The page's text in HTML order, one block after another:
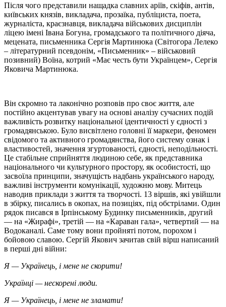
Після чого представили нащадка славних аріїв, скіфів, антів,
київських князів, викладача, прозаїка, публіциста, поета,
журналіста, краєзнавця, викладача військових дисциплін
ліцею імені Івана Богуна, громадського та політичного діяча,
мецената, письменника Сергія Мартинюка (Світогора Лелеко
– літературний псевдонім, «Письменник» – військовий
позивний) Воїна, котрий «Має честь бути Українцем», Сергія
Яковича Мартинюка.
Він скромно та лаконічно розповів про своє життя, але
постійно акцентував увагу на основі аналізу сучасних подій
важливість розвитку національної ідентичності у єдності з
громадянською. Було висвітлено головні її маркери, феномен
свідомого та активного громадянства, його систему ознак і
властивостей, значення згуртованості, єдності, неподільності.
Це стабільне сприйняття людиною себе, як представника
національного чи культурного простору, як особистості, що
засвоїла принципи, значущість надбань українського народу,
важливі інструменти комунікації, художню мову. Митець
наводив приклади з життя та творчості. 13 віршів, які увійшли
в збірку, писались в окопах, на позиціях, під обстрілами. Один
рядок писався в Ірпінському Будинку письменників, другий
— на «Жирафі», третій — на «Караван гала», четвертий — на
Водоканалі. Саме тому вони пройняті потом, порохом і
бойовою славою. Сергій Якович зачитав свій вірш написаний
в перші дні війни:
Я — Українець, і мене не скорити!
Українці — нескорені люди.
Я — Українець, і мене не зламати!